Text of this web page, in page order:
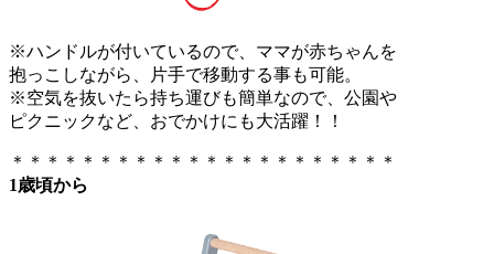
※ハンドルが付いているので、ママが赤ちゃんを
抱っこしながら、片手で移動する事も可能。
※空気を抜いたら持ち運びも簡単なので、公園や
ピクニックなど、おでかけにも大活躍！！
＊＊＊＊＊＊＊＊＊＊＊＊＊＊＊＊＊＊＊＊＊＊
1歳頃から